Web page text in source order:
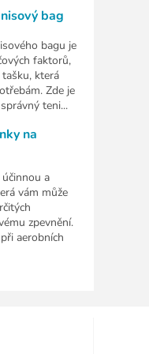
bag
bagu je
faktorů,
která
Zde je
teni...
na
a
vám může
zpevnění.
aerobních